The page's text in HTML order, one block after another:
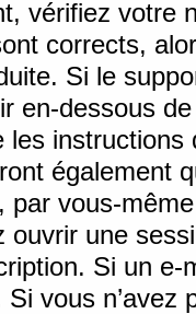
vérifiez votre
corrects,
Si le
en-dessous
les
également
par vous-
ouvrir une
Si un
vous n’avez